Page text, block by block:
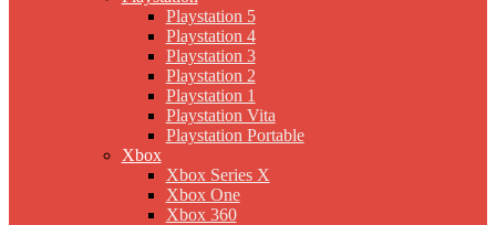
Playstation 5
Playstation 4
Playstation 3
Playstation 2
Playstation 1
Playstation Vita
Playstation Portable
Xbox
Xbox Series X
Xbox One
Xbox 360